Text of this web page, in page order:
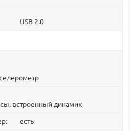
USB 2.0
встроенный динамик
есть